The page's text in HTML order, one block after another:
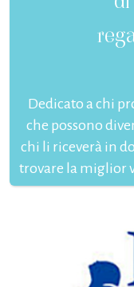
Dedicato a chi
che possono
chi li riceverà in
trovare la miglior